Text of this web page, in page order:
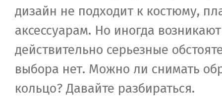
дизайн не подходит к костюму,
аксессуарам. Но иногда возникают
действительно серьезные
выбора нет. Можно ли снимать
кольцо? Давайте разбираться.